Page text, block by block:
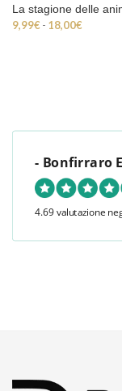
La stagione delle
9,99€- 18,00€
- Bonfirraro
4.69 valutazione